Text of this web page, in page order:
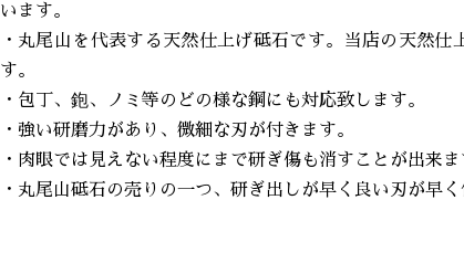
います。
・丸尾山を代表する天然仕上げ砥石です。当店の天然
す。
・包丁、鉋、ノミ等のどの様な鋼にも対応致します。
・強い研磨力があり、微細な刃が付きます。
・肉眼では見えない程度にまで研ぎ傷も消すことが出来
・丸尾山砥石の売りの一つ、研ぎ出しが早く良い刃が早